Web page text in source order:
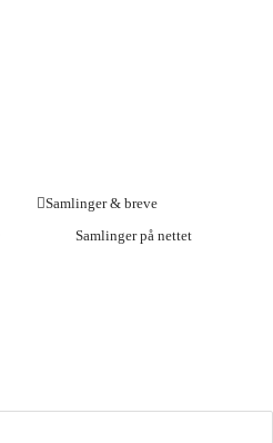
Samlinger & breve
Samlinger på nettet